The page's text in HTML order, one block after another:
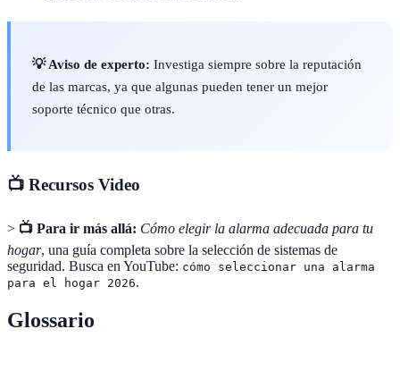
💡 Aviso de experto: Investiga siempre sobre la reputación
de las marcas, ya que algunas pueden tener un mejor
soporte técnico que otras.
📺 Recursos Video
> 📺 Para ir más allá: Cómo elegir la alarma adecuada para tu
hogar, una guía completa sobre la selección de sistemas de
seguridad. Busca en YouTube: cómo seleccionar una alarma
para el hogar 2026.
Glossario